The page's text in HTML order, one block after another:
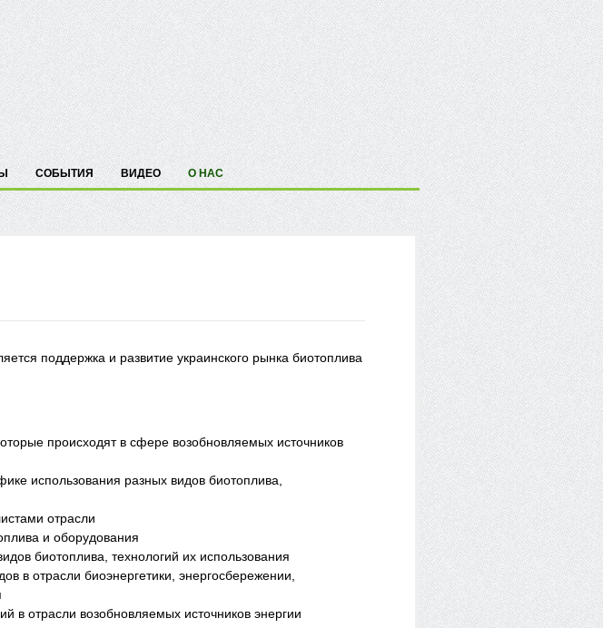
СОБЫТИЯ ВИДЕО О НАС
поддержка и развитие украинского рынка биотоплива
происходят в сфере возобновляемых источников
использования разных видов биотоплива,
отрасли
и оборудования
биотоплива, технологий их использования
в отрасли биоэнергетики, энергосбережении,
в отрасли возобновляемых источников энергии